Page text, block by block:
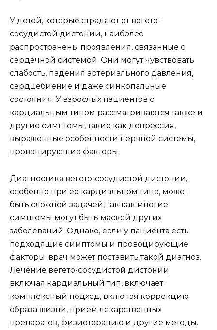
У детей, которые страдают от вегето-
сосудистой дистонии, наиболее
распространены проявления, связанные с
сердечной системой. Они могут чувствовать
слабость, падения артериального давления,
сердцебиение и даже синкопальные
состояния. У взрослых пациентов с
кардиальным типом рассматриваются также и
другие симптомы, такие как депрессия,
выраженные особенности нервной системы,
провоцирующие факторы.
Диагностика вегето-сосудистой дистонии,
особенно при ее кардиальном типе, может
быть сложной задачей, так как многие
симптомы могут быть маской других
заболеваний. Однако, если у пациента есть
подходящие симптомы и провоцирующие
факторы, врач может поставить такой диагноз.
Лечение вегето-сосудистой дистонии,
включая кардиальный тип, включает
комплексный подход, включая коррекцию
образа жизни, прием лекарственных
препаратов, физиотерапию и другие методы.